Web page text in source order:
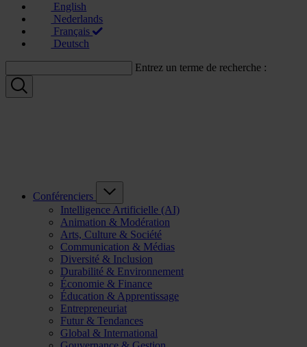
English
Nederlands
Français
Deutsch
Entrez un terme de recherche :
Conférenciers
Intelligence Artificielle (AI)
Animation & Modération
Arts, Culture & Société
Communication & Médias
Diversité & Inclusion
Durabilité & Environnement
Économie & Finance
Éducation & Apprentissage
Entrepreneuriat
Futur & Tendances
Global & International